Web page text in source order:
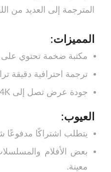
المترجمة إلى العديد من
المميزات:
مكتبة ضخمة تحتوي
ترجمة احترافية دقيقة
جودة عرض تصل إلى 4K مع دعم تقنيات HDR.
العيوب:
يتطلب اشتراكًا مدفوعًا
بعض الأفلام
معينة.